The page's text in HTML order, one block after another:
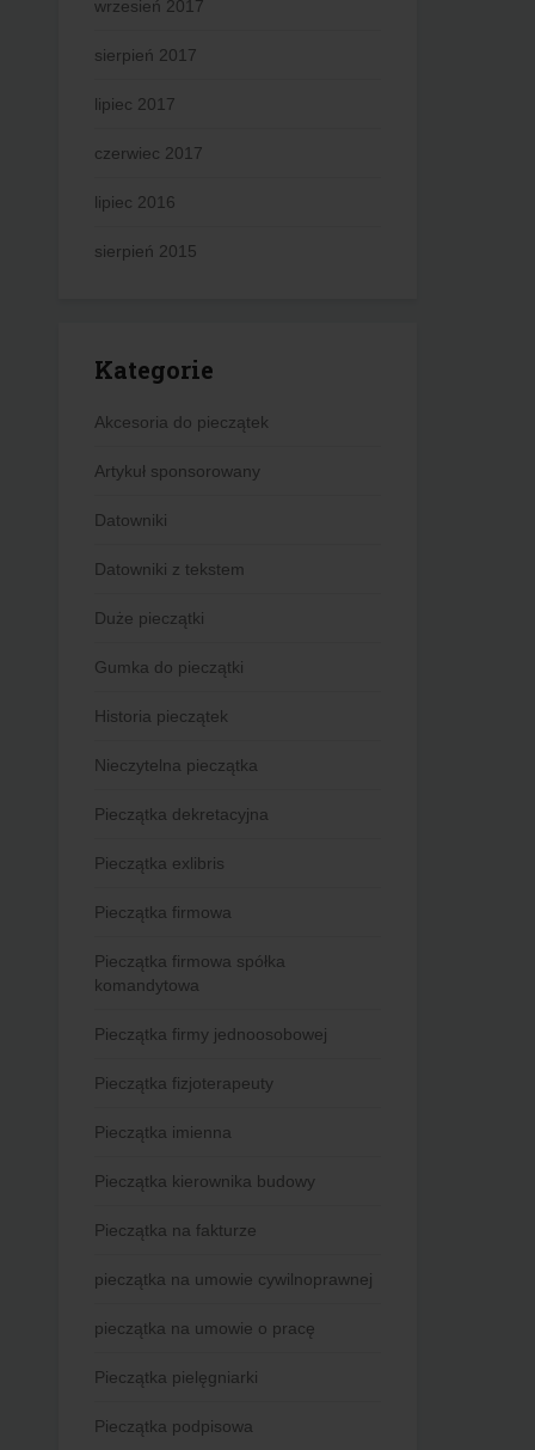
wrzesień 2017
sierpień 2017
lipiec 2017
czerwiec 2017
lipiec 2016
sierpień 2015
Kategorie
Akcesoria do pieczątek
Artykuł sponsorowany
Datowniki
Datowniki z tekstem
Duże pieczątki
Gumka do pieczątki
Historia pieczątek
Nieczytelna pieczątka
Pieczątka dekretacyjna
Pieczątka exlibris
Pieczątka firmowa
Pieczątka firmowa spółka
komandytowa
Pieczątka firmy jednoosobowej
Pieczątka fizjoterapeuty
Pieczątka imienna
Pieczątka kierownika budowy
Pieczątka na fakturze
pieczątka na umowie cywilnoprawnej
pieczątka na umowie o pracę
Pieczątka pielęgniarki
Pieczątka podpisowa